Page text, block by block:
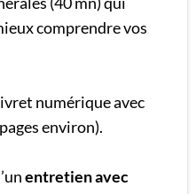
comprendre vos
numérique avec
environ).
entretien avec